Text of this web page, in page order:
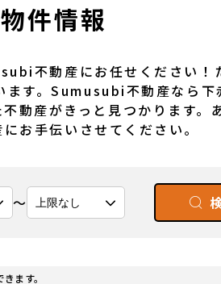
件情報
不動産にお任せください！
す。Sumusubi不動産なら下
動産がきっと見つかります。
お手伝いさせてください。
〜
ます。